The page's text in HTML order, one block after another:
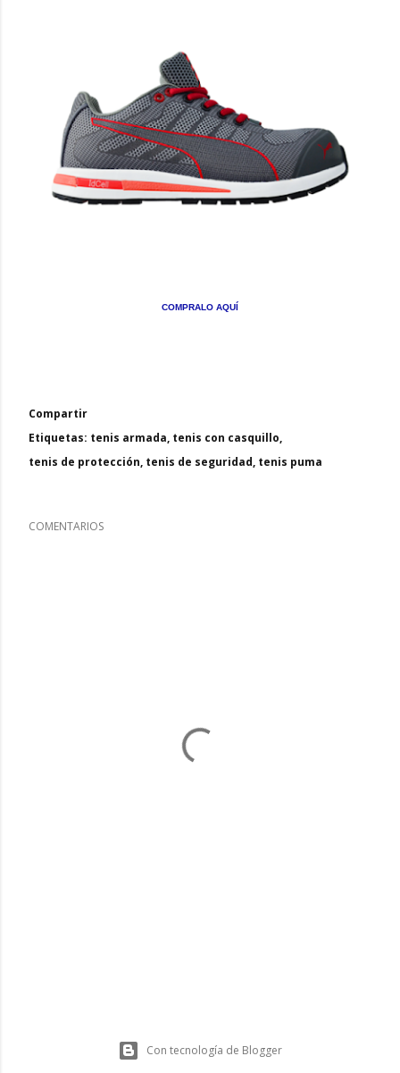
COMPRALO AQUÍ
Compartir
Etiquetas: tenis armada tenis con casquillo
tenis de protección tenis de seguridad tenis puma
COMENTARIOS
Con tecnología de Blogger